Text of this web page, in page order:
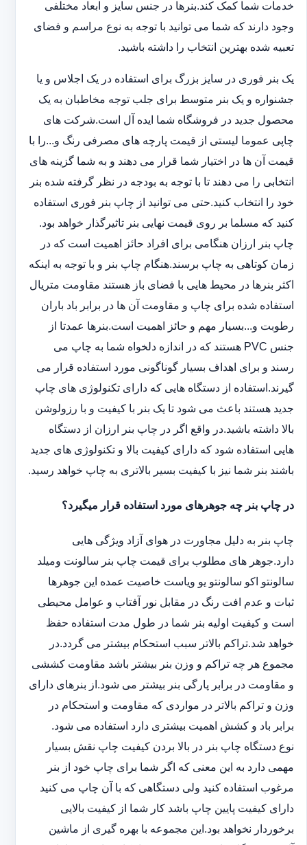
خدمات شما کمک کند.بنرها در جنس سایز و ابعاد مختلفی
وجود دارند که شما می توانید با توجه به نوع مراسم و فضای
تعبیه شده بهترین انتخاب را داشته باشید.
یک بنر فوری در سایز بزرگ برای استفاده در یک اجلاس و یا
جشنواره و یک بنر متوسط برای جلب توجه مخاطبان به یک
محصول جدید در فروشگاه شما ایده آل است.شرکت های
چاپی عموما لیستی از قیمت پارچه های مصرفی رنگ و...را با
قیمت آن ها در اختیار شما قرار می دهند و به شما گزینه های
انتخابی را می دهند تا با توجه به بودجه در نظر گرفته شده بنر
خود را انتخاب کنید.حتی می توانید از چاپ بنر فوری استفاده
کنید که مسلما بر روی قیمت نهایی بنر تاثیرگذار خواهد بود.
چاپ بنر ارزان هنگامی برای افراد حائز اهمیت است که در
زمان کوتاهی به چاپ برسند.هنگام چاپ بنر و با توجه به اینکه
اکثر بنرها در محیط هایی با فضای باز هستند مقاومت متریال
استفاده شده برای چاپ و مقاومت آن ها در برابر باد باران
رطوبت و...بسیار مهم و حائز اهمیت است.بنرها عمدتا از
جنس PVC هستند که در اندازه دلخواه شما به چاپ می
رسند و برای اهداف بسیار گوناگونی مورد استفاده قرار می
گیرند.استفاده از دستگاه هایی که دارای تکنولوژی های چاپ
جدید هستند باعث می شود تا یک بنر با کیفیت و با رزولوشن
بالا داشته باشید.در واقع اگر در چاپ بنر ارزان از دستگاه
هایی استفاده شود که دارای کیفیت بالا و تکنولوژی های جدید
باشند بنر شما نیز با کیفیت بسیر بالاتری به چاپ خواهد رسید.
در چاپ بنر چه جوهرهای مورد استفاده قرار میگیرد؟
چاپ بنر به دلیل مجاورت در هوای آزاد ویژگی هایی
دارد.جوهر های مطلوب برای قیمت چاپ بنر سالونت ‏و‏‏میلد
سالونت‎و ‎‏اکو سالونت‎‎‏و یو وی‎‏است خاصیت عمده این ‏جوهرها
ثبات و عدم افت رنگ در مقابل نور آفتاب و عوامل محیطی
است و کیفیت اولیه بنر شما در طول مدت استفاده حفظ
خواهد شد.‎تراکم بالاتر سبب استحکام بیشتر می گردد.در
مجموع هر چه تراکم و وزن بنر بیشتر باشد مقاومت کششی
و مقاومت در ‏برابر پارگی بنر بیشتر می شود.از بنرهای دارای
وزن و تراکم بالاتر در مواردی که مقاومت و استحکام در
برابر باد و ‏کشش اهمیت بیشتری دارد استفاده می شود‎.‎
نوع دستگاه چاپ بنر در بالا بردن کیفیت چاپ نقش بسیار
مهمی دارد به این معنی که اگر شما برای چاپ خود از بنر
‏مرغوب استفاده کنید ولی دستگاهی که با آن چاپ می کنید
دارای کیفیت پایین چاپ باشد کار شما از کیفیت بالایی
برخوردار ‏نخواهد بود.این مجموعه با بهره گیری از ماشین